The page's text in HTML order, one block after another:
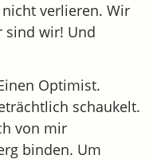
verlieren. Wir
sind wir! Und
Optimist.
schaukelt.
von mir
binden. Um